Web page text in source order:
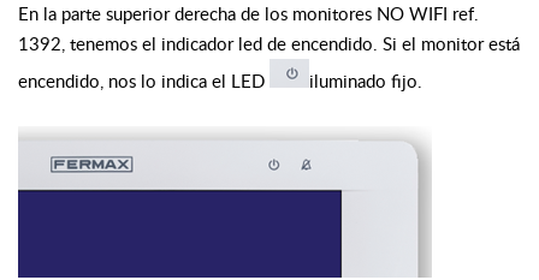
En la parte superior derecha de los monitores NO WIFI ref.
1392, tenemos el indicador led de encendido. Si el monitor está
encendido, nos lo indica el LED
iluminado fijo.